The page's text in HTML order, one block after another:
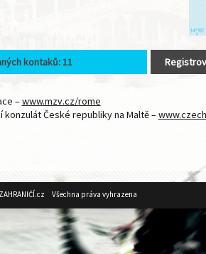
kontaků: 11
–www.mzv.cz/rome
konzulát České republiky na Maltě –
Všechna práva vyhrazena